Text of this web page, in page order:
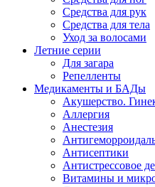
Средства для рук
Средства для тела
Уход за волосами
Летние серии
Для загара
Репелленты
Медикаменты и БАДы
Акушерство.
Аллергия
Анестезия
Антисептики
Антистрессовое
Витамины и